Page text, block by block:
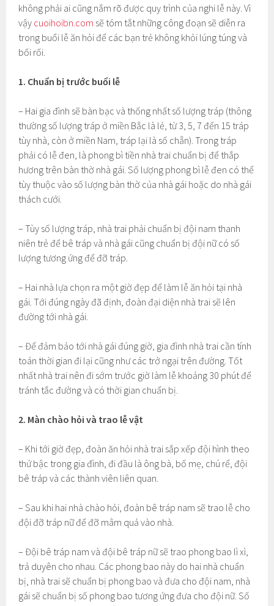
không phải ai cũng nắm rõ được quy trình của nghi lễ này. Vì
vậy cuoihoibn.com sẽ tóm tắt những công đoạn sẽ diễn ra
trong buổi lễ ăn hỏi để các bạn trẻ không khỏi lúng túng và
bối rối.
1. Chuẩn bị trước buổi lễ
– Hai gia đình sẽ bàn bạc và thống nhất số lượng tráp (thông
thường số lượng tráp ở miền Bắc là lẻ, từ 3, 5, 7 đến 15 tráp
tùy nhà, còn ở miền Nam, tráp lại là số chẵn). Trong tráp
phải có lễ đen, là phong bì tiền nhà trai chuẩn bị để thắp
hương trên bàn thờ nhà gái. Số lượng phong bì lễ đen có thể
tùy thuộc vào số lượng bàn thờ của nhà gái hoặc do nhà gái
thách cưới.
– Tùy số lượng tráp, nhà trai phải chuẩn bị đội nam thanh
niên trẻ để bê tráp và nhà gái cũng chuẩn bị đội nữ có số
lượng tương ứng để đỡ tráp.
– Hai nhà lựa chọn ra một giờ đẹp để làm lễ ăn hỏi tại nhà
gái. Tới đúng ngày đã định, đoàn đại diện nhà trai sẽ lên
đường tới nhà gái.
– Để đảm bảo tới nhà gái đúng giờ, gia đình nhà trai cần tính
toán thời gian đi lại cũng như các trở ngại trên đường. Tốt
nhất nhà trai nên đi sớm trước giờ làm lễ khoảng 30 phút để
tránh tắc đường và có thời gian chuẩn bị.
2. Màn chào hỏi và trao lễ vật
– Khi tới giờ đẹp, đoàn ăn hỏi nhà trai sắp xếp đội hình theo
thứ bậc trong gia đình, đi đầu là ông bà, bố mẹ, chú rể, đội
bê tráp và các thành viên liên quan.
– Sau khi hai nhà chào hỏi, đoàn bê tráp nam sẽ trao lễ cho
đội đỡ tráp nữ để đỡ mâm quả vào nhà.
– Đội bê tráp nam và đội bê tráp nữ sẽ trao phong bao lì xì,
trả duyên cho nhau. Các phong bao này do hai nhà chuẩn
bị, nhà trai sẽ chuẩn bị phong bao và đưa cho đội nam, nhà
gái sẽ chuẩn bị số phong bao tương ứng đưa cho đội nữ. Số